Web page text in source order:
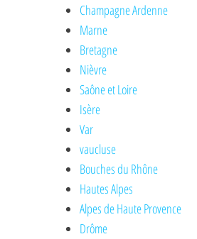
Champagne Ardenne
Marne
Bretagne
Nièvre
Saône et Loire
Isère
Var
vaucluse
Bouches du Rhône
Hautes Alpes
Alpes de Haute Provence
Drôme